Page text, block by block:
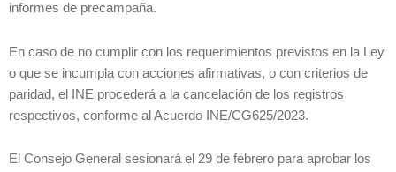
informes de precampaña.
En caso de no cumplir con los requerimientos previstos en la Ley
o que se incumpla con acciones afirmativas, o con criterios de
paridad, el INE procederá a la cancelación de los registros
respectivos, conforme al Acuerdo INE/CG625/2023.
El Consejo General sesionará el 29 de febrero para aprobar los